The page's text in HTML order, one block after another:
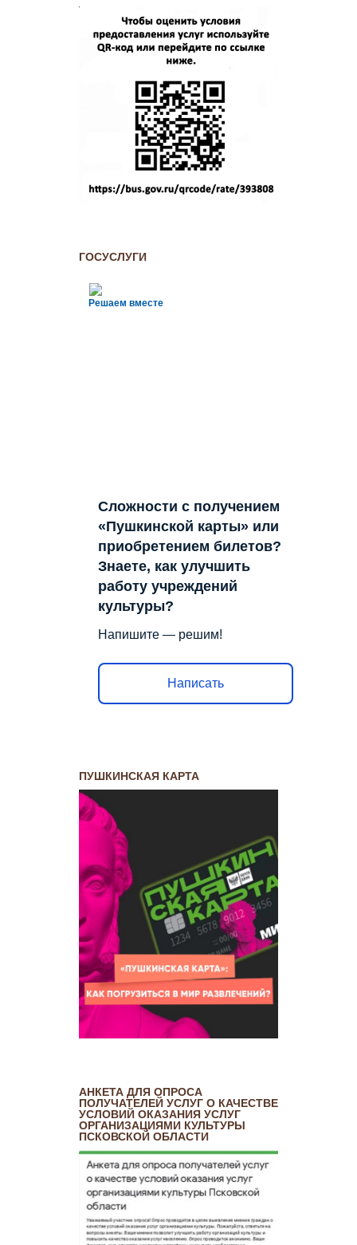
ГОСУСЛУГИ
Решаем вместе
Сложности с получением
«Пушкинской карты» или
приобретением билетов?
Знаете, как улучшить
работу учреждений
культуры?
Напишите — решим!
Написать
ПУШКИНСКАЯ КАРТА
АНКЕТА ДЛЯ ОПРОСА
ПОЛУЧАТЕЛЕЙ УСЛУГ О КАЧЕСТВЕ
УСЛОВИЙ ОКАЗАНИЯ УСЛУГ
ОРГАНИЗАЦИЯМИ КУЛЬТУРЫ
ПСКОВСКОЙ ОБЛАСТИ